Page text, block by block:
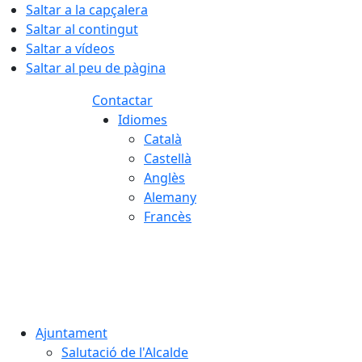
Saltar a la capçalera
Saltar al contingut
Saltar a vídeos
Saltar al peu de pàgina
Contactar
Idiomes
Català
Castellà
Anglès
Alemany
Francès
Ajuntament
Salutació de l'Alcalde